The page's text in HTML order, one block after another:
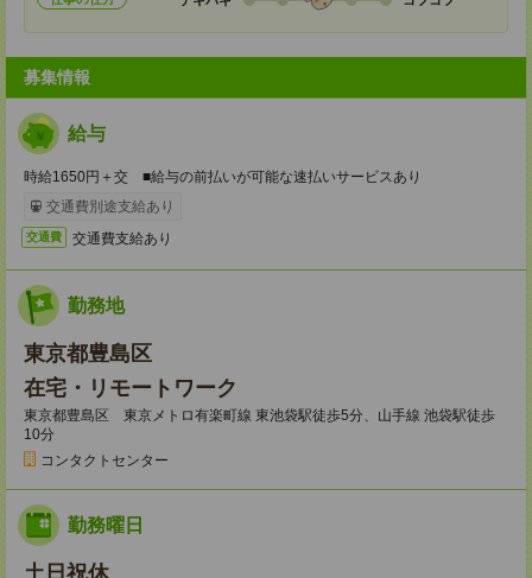
募集情報
給与
時給1650円＋交 ■給与の前払いが可能な速払いサービスあり
交通費別途支給あり
交通費 交通費支給あり
勤務地
東京都豊島区
在宅・リモートワーク
東京都豊島区 東京メトロ有楽町線 東池袋駅徒歩5分、山手線 池袋駅徒歩
10分
コンタクトセンター
勤務曜日
土日祝休